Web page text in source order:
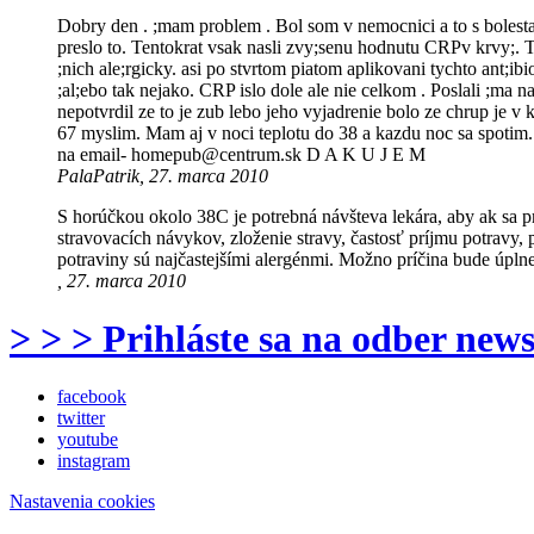
Dobry den . ;mam problem . Bol som v nemocnici a to s
preslo to. Tentokrat vsak nasli zvy;senu hodnutu CRPv krvy;.
;nich ale;rgicky. asi po stvrtom piatom aplikovani tychto
;al;ebo tak nejako. CRP islo dole ale nie celkom . Poslali ;ma
nepotvrdil ze to je zub lebo jeho vyjadrenie bolo ze chrup je v
67 myslim. Mam aj v noci teplotu do 38 a kazdu noc sa
na email- homepub@centrum.sk D A K U J E M
PalaPatrik, 27. marca 2010
S horúčkou okolo 38C je potrebná návšteva lekára, aby ak
stravovacích návykov, zloženie stravy, častosť príjmu
potraviny sú najčastejšími alergénmi. Možno príčina bude
, 27. marca 2010
> > > Prihláste sa na odber
facebook
twitter
youtube
instagram
Nastavenia cookies